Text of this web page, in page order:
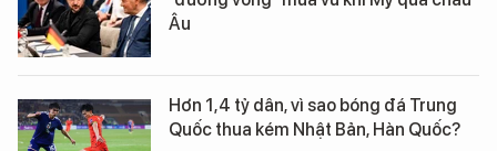
Âu
Hơn 1,4 tỷ dân, vì sao bóng đá Trung
Quốc thua kém Nhật Bản, Hàn Quốc?